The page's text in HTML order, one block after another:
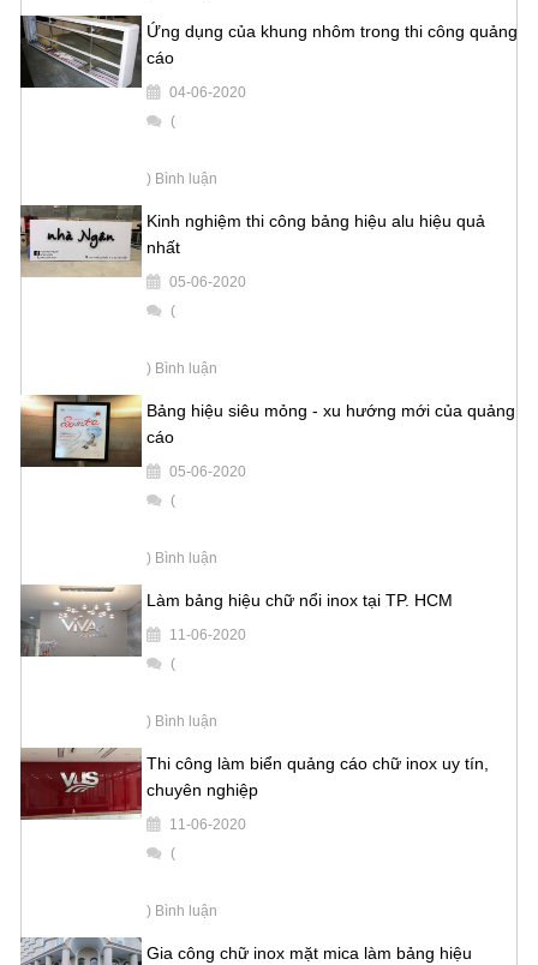
Ứng dụng của khung nhôm trong thi công quảng
cáo
04-06-2020
(
) Bình luận
Kinh nghiệm thi công bảng hiệu alu hiệu quả
nhất
05-06-2020
(
) Bình luận
Bảng hiệu siêu mỏng - xu hướng mới của quảng
cáo
05-06-2020
(
) Bình luận
Làm bảng hiệu chữ nổi inox tại TP. HCM
11-06-2020
(
) Bình luận
Thi công làm biển quảng cáo chữ inox uy tín,
chuyên nghiệp
11-06-2020
(
) Bình luận
Gia công chữ inox mặt mica làm bảng hiệu